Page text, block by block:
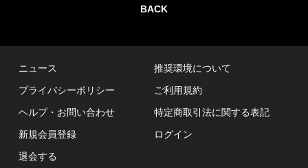
BACK
ニュース
推奨環境について
プライバシーポリシー
ご利用規約
ヘルプ・お問い合わせ
特定商取引法に関する表記
新規会員登録
ログイン
退会する